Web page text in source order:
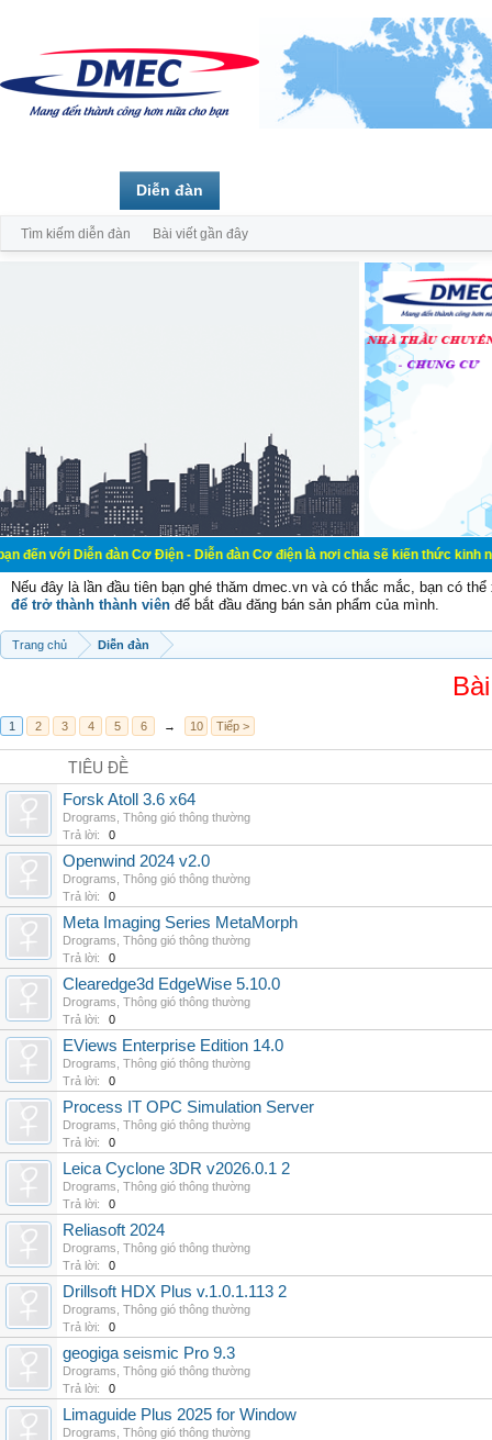
đàn Cơ Điện - Diễn đàn Cơ điện là nơi chia sẽ kiến thức kinh nghiệm
Nếu đây là lần đầu tiên bạn ghé thăm dmec.vn và có thắc mắc, bạn có
để trở thành thành viên để bắt đầu đăng bán sản phẩm của mình.
Trang chủ Diễn đàn
1 2 3 4 5 6 → 10 Tiếp >
TIÊU ĐỀ
Forsk Atoll 3.6 x64
Drograms Thông gió thông thường
Trả lời:
0
Openwind 2024 v2.0
Drograms Thông gió thông thường
Trả lời:
0
Meta Imaging Series MetaMorph
Drograms Thông gió thông thường
Trả lời:
0
Clearedge3d EdgeWise 5.10.0
Drograms Thông gió thông thường
Trả lời:
0
EViews Enterprise Edition 14.0
Drograms Thông gió thông thường
Trả lời:
0
Process IT OPC Simulation Server
Drograms Thông gió thông thường
Trả lời:
0
Leica Cyclone 3DR v2026.0.1 2
Drograms Thông gió thông thường
Trả lời:
0
Reliasoft 2024
Drograms Thông gió thông thường
Trả lời:
0
Drillsoft HDX Plus v.1.0.1.113 2
Drograms Thông gió thông thường
Trả lời:
0
geogiga seismic Pro 9.3
Drograms Thông gió thông thường
Trả lời:
0
Limaguide Plus 2025 for Window
Drograms Thông gió thông thường
Diễn đàn
Tìm kiếm diễn đàn Bài viết gần đây